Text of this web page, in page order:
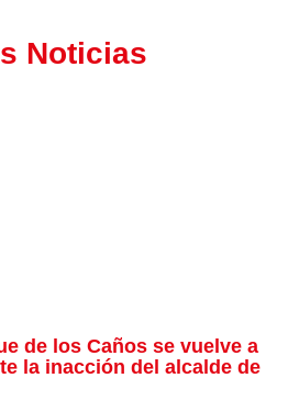
Noticias
de los Caños se vuelve a
la inacción del alcalde de